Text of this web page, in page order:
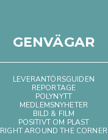
GENVÄGAR
LEVERANTÖRSGUIDEN
REPORTAGE
POLYNYTT
MEDLEMSNYHETER
BILD & FILM
POSITIVT OM PLAST
RIGHT AROUND THE CORNER